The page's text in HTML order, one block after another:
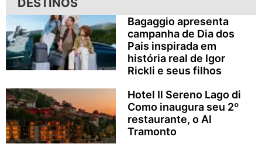
Bagaggio apresenta
campanha de Dia dos
Pais inspirada em
história real de Igor
Rickli e seus filhos
Hotel Il Sereno Lago di
Como inaugura seu 2º
restaurante, o Al
Tramonto